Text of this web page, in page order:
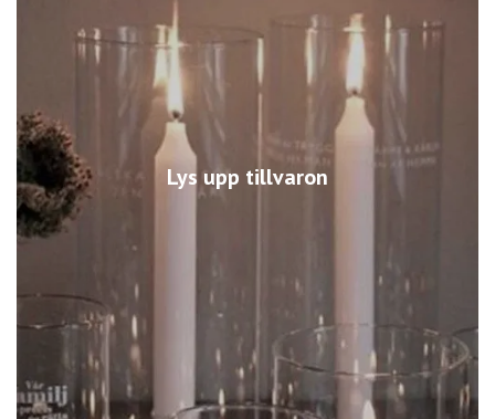
Lys upp tillvaron